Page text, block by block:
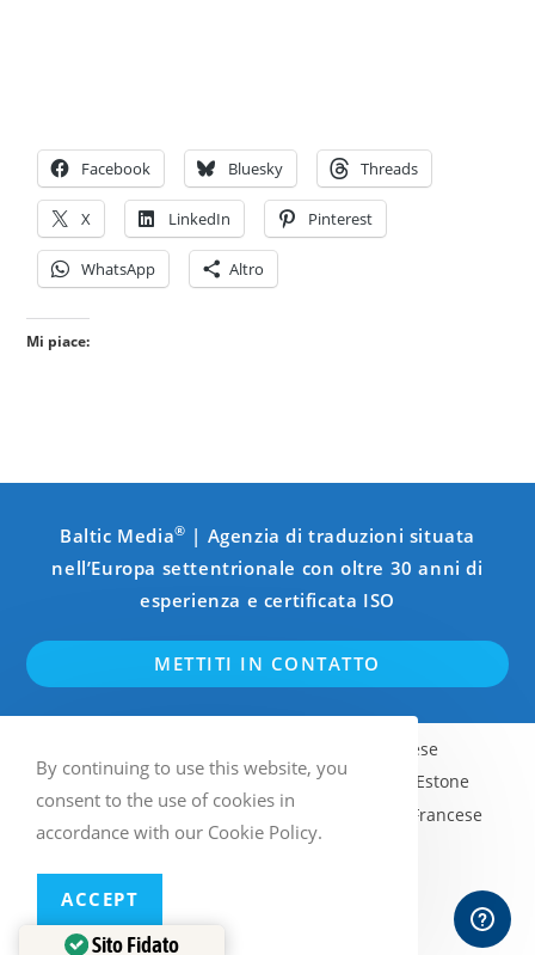
Facebook Bluesky Threads
X LinkedIn Pinterest
WhatsApp Altro
Mi piace:
Baltic Media® | Agenzia di traduzioni situata
nell’Europa settentrionale con oltre 30 anni di
esperienza e certificata ISO
METTITI IN CONTATTO
Finlandese
Norvegese (Bokmål)
Lettone
Estone
Lituano
Russo Tedesco
Francese
Italiano
Spagnolo
WordPress multilingue
By continuing to use this website, you
consent to the use of cookies in
accordance with our Cookie Policy.
ACCEPT
Sito Fidato